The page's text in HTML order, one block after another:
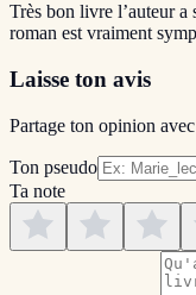
Très bon livre l’auteur a
roman est vraiment
Laisse ton avis
Partage ton opinion
Ton pseudo
Ta note